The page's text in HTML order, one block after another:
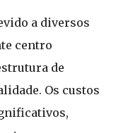
a diversos
centro
de
Os custos